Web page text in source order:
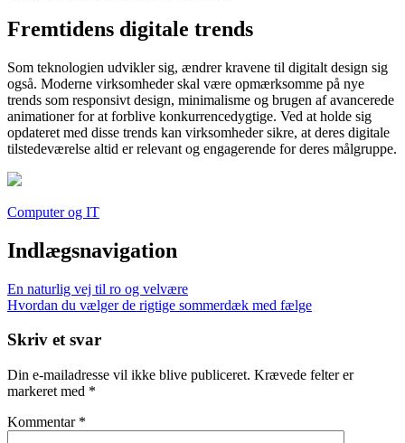
Fremtidens digitale trends
Som teknologien udvikler sig, ændrer kravene til digitalt design sig
også. Moderne virksomheder skal være opmærksomme på nye
trends som responsivt design, minimalisme og brugen af avancerede
animationer for at forblive konkurrencedygtige. Ved at holde sig
opdateret med disse trends kan virksomheder sikre, at deres digitale
tilstedeværelse altid er relevant og engagerende for deres målgruppe.
Computer og IT
Indlægsnavigation
En naturlig vej til ro og velvære
Hvordan du vælger de rigtige sommerdæk med fælge
Skriv et svar
Din e-mailadresse vil ikke blive publiceret. Krævede felter er
markeret med *
Kommentar *